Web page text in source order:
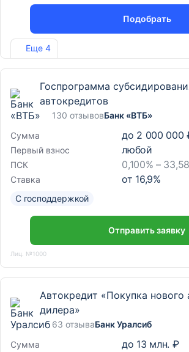
Еще 4
Подобрать
Лиц. №354
Госпрограмма
автокредитов
130 отзывовБанк «ВТБ»
Сумма
до 2 000 000
Первый взнос любой
ПСК 0,100% –
Ставка от 16,9%
С господдержкой
Отправить заявку
Лиц. №1000
Автокредит «Покупка нового
дилера»
63 отзываБанк Уралсиб
Сумма
до 13 млн. ₽